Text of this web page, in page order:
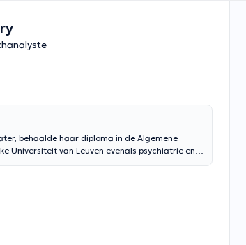
met een systeemvisie, van het individu tot de
aan de Verpleegkundige School van
aan de Belgische Osteopathische Vereniging.
en coaches superviseren. Naast deze
groepsexpressie aan door middel van het
creëer ik mogelijkheden om het gezonde
en muziek.
behaalde haar diploma in de Algemene
Universiteit van Leuven evenals psychiatrie en